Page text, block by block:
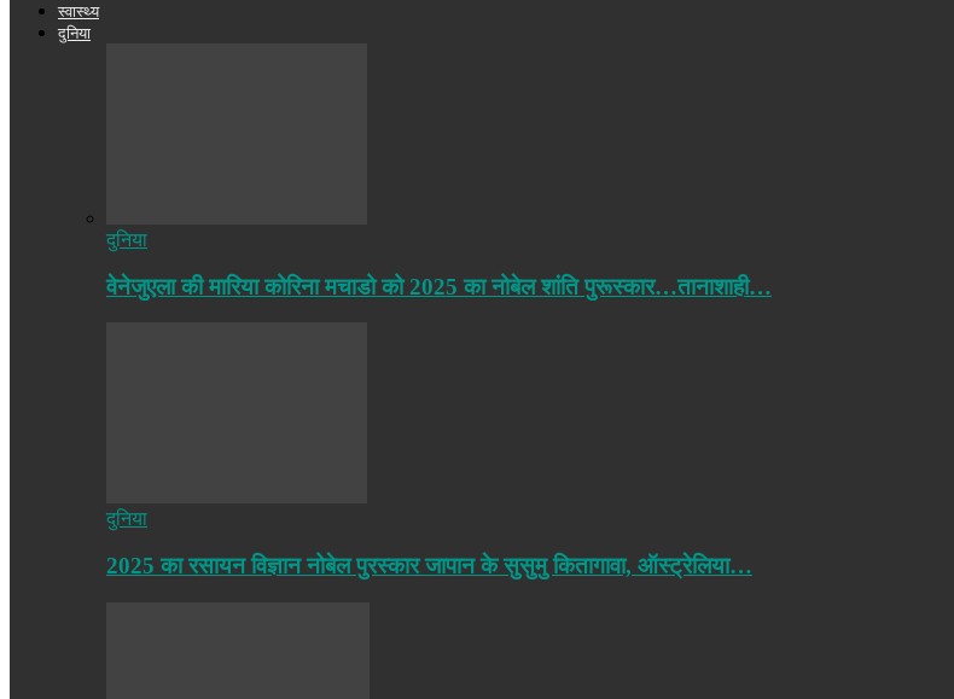
स्वास्थ्य
दुनिया
दुनिया
वेनेजुएला की मारिया कोरिना मचाडो को 2025 का नोबेल शांति पुरूस्कार…तानाशाही…
दुनिया
2025 का रसायन विज्ञान नोबेल पुरस्कार जापान के सुसुमु कितागावा, ऑस्ट्रेलिया…